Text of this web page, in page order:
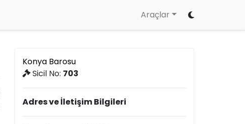
Araçlar
Konya Barosu
Sicil No: 703
Adres ve İletişim Bilgileri